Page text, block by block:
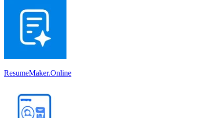
ResumeMaker.Online